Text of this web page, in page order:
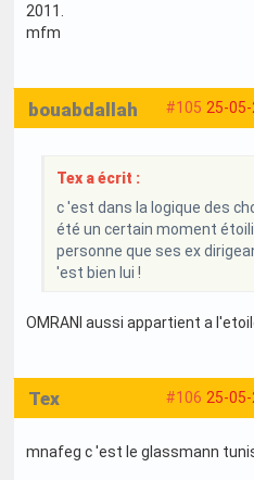
2011.
mfm
#105 25-
bouabdallah
Tex a écrit :
c 'est dans la logique des
été un certain moment
personne que ses ex
'est bien lui !
OMRANI aussi appartient a
#106 25-
Tex
mnafeg c 'est le glassmann